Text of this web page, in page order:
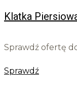
Klatka
Sprawdź ofertę
Sprawdź